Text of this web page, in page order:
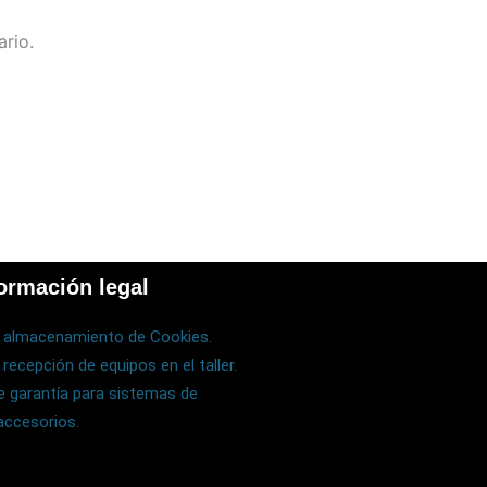
legal
de Cookies.
de equipos en el taller.
garantía para sistemas de